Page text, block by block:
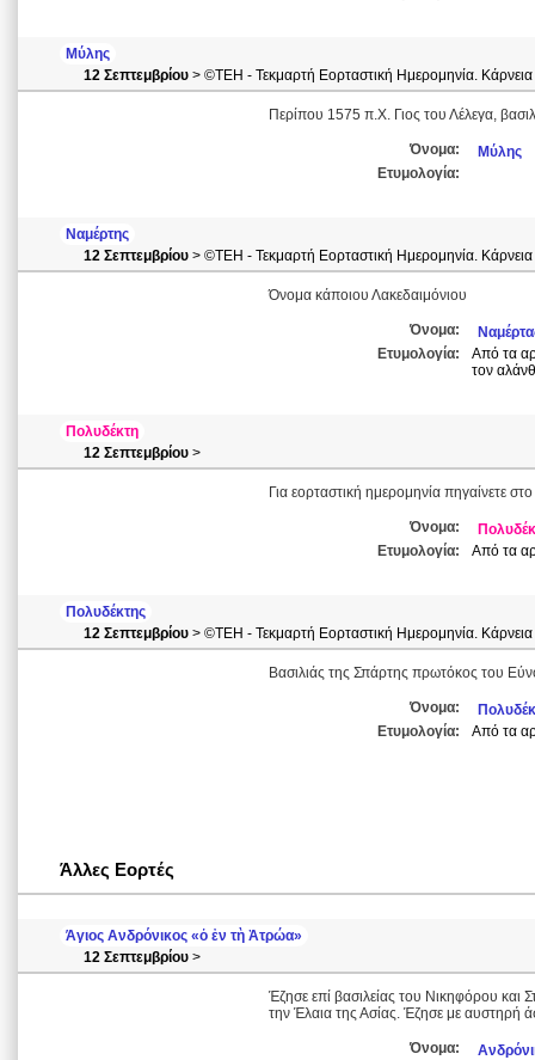
Μύλης
12 Σεπτεμβρίου > ©ΤΕΗ - Τεκμαρτή Εορταστική Ημερομηνία. Κάρνεια
Περίπου 1575 π.Χ. Γιος του Λέλεγα,
Όνομα:
Μύλης
Ετυμολογία:
Ναμέρτης
12 Σεπτεμβρίου > ©ΤΕΗ - Τεκμαρτή Εορταστική Ημερομηνία. Κάρνεια
Όνομα κάποιου Λακεδαιμόνιου
Όνομα:
Ετυμολογία:
Από τα
τον
Πολυδέκτη
12 Σεπτεμβρίου >
Για εορταστική ημερομηνία πηγαίνετε
Όνομα:
Ετυμολογία:
Από τα
Πολυδέκτης
12 Σεπτεμβρίου > ©ΤΕΗ - Τεκμαρτή Εορταστική Ημερομηνία. Κάρνεια
Βασιλιάς της Σπάρτης πρωτόκος του
Όνομα:
Ετυμολογία:
Από τα
Άλλες Εορτές
Άγιος Ανδρόνικος «ὁ ἐν τὴ Ἀτρώα»
12 Σεπτεμβρίου >
Έζησε επί βασιλείας του Νικηφόρου και
την Έλαια της Ασίας. Έζησε με αυστηρή
Όνομα: